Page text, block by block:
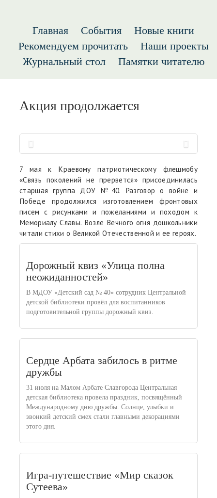
Главная События
Новые книги
Рекомендуем прочитать
Наши проекты
Журнальный стол
Памятки читателю
Акция продолжается
7 мая к Краевому патриотическому флешмобу
«Связь поколений не прервется» присоединилась
старшая группа ДОУ №40. Разговор о войне и
Победе продолжился изготовлением фронтовых
писем с рисунками и пожеланиями и походом к
Мемориалу Славы. Возле Вечного огня дошкольники
читали стихи о Великой Отечественной и ее героях.
Дорожный квиз «Улица полна
неожиданностей»
В МДОУ «Детский сад № 40» сотрудник Центральной
детской библиотеки провёл для воспитанников
подготовительной группы дорожный квиз.
Сердце Арбата забилось в ритме
дружбы
31 июля на Малом Арбате Славгорода Центральная
детская библиотека провела праздник, посвящённый
Международному дню дружбы. Солнце, улыбки и
звонкий детский смех стали главными декорациями
этого дня.
Игра-путешествие «Мир сказок
Сутеева»